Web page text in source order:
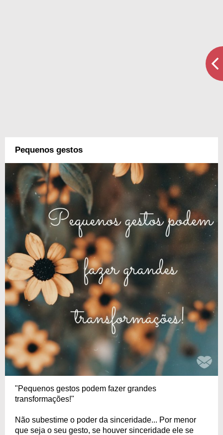
Pequenos gestos
"Pequenos gestos podem fazer grandes
transformações!"
Não subestime o poder da sinceridade... Por menor
que seja o seu gesto, se houver sinceridade ele se